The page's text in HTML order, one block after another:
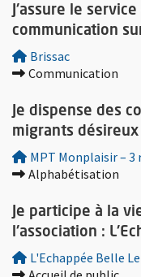
J'assure le
communication
Brissac
Communication
Plus d'information sur
Je dispense des
migrants désireux
MPT Monplaisir – 3
Alphabétisation
Plus d'information sur
Je participe à la
l'association :
L'Echappée Belle
Plus d'information sur